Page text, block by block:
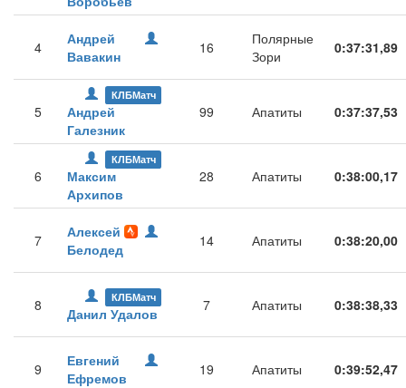
4
Андрей
Вавакин
16
Полярные
Зори
0:37:31,89
5
КЛБМатч
Андрей
Галезник
99 Апатиты 0:37:37,53
6
КЛБМатч
Максим
Архипов
28 Апатиты 0:38:00,17
7
Алексей
Белодед
14 Апатиты 0:38:20,00
8 КЛБМатч
Данил Удалов 7 Апатиты 0:38:38,33
9
Евгений
Ефремов
19 Апатиты 0:39:52,47